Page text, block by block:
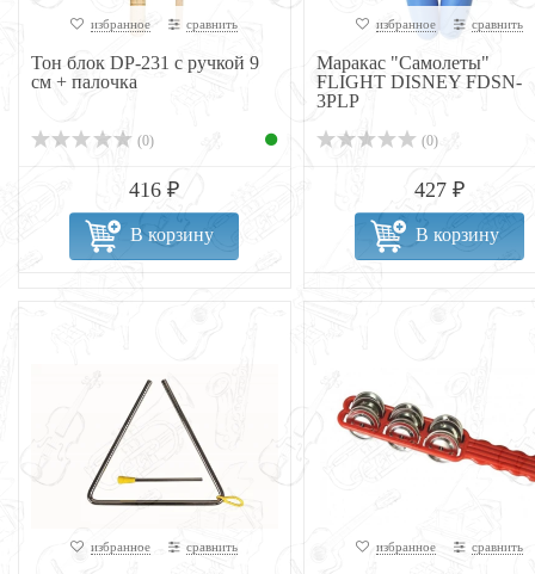
избранное сравнить
Тон блок DP-231 с ручкой 9
см + палочка
(0)
416 ₽
В корзину
избранное сравнить
Маракас "Самолеты"
FLIGHT DISNEY FDSN-
3PLP
(0)
427 ₽
В корзину
избранное сравнить избранное сравнить